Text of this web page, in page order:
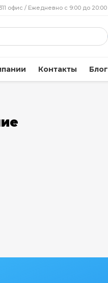
офис / Ежедневно с 9:00 до 20:00
Контакты Блог